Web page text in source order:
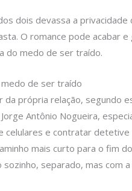
dois devassa a
O romance pode acabar
do medo de ser traído.
de ser traído
da própria relação, segundo
Antônio Nogueira,
celulares e contratar detetive
mais curto para o fim
sozinho, separado, mas com